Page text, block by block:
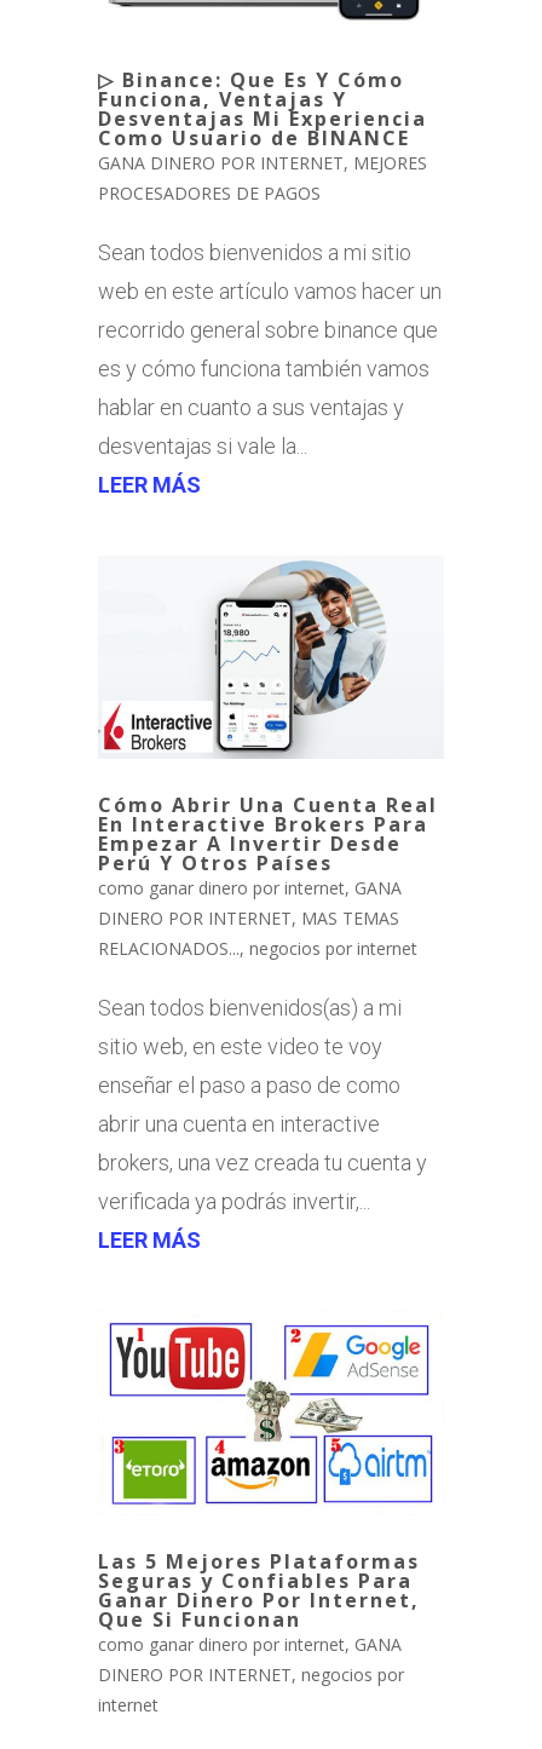
▷ Binance: Que Es Y Cómo
Funciona, Ventajas Y
Desventajas Mi Experiencia
Como Usuario de BINANCE
GANA DINERO POR INTERNET, MEJORES
PROCESADORES DE PAGOS
Sean todos bienvenidos a mi sitio
web en este artículo vamos hacer un
recorrido general sobre binance que
es y cómo funciona también vamos
hablar en cuanto a sus ventajas y
desventajas si vale la...
LEER MÁS
Cómo Abrir Una Cuenta Real
En Interactive Brokers Para
Empezar A Invertir Desde
Perú Y Otros Países
como ganar dinero por internet, GANA
DINERO POR INTERNET, MAS TEMAS
RELACIONADOS..., negocios por internet
Sean todos bienvenidos(as) a mi
sitio web, en este video te voy
enseñar el paso a paso de como
abrir una cuenta en interactive
brokers, una vez creada tu cuenta y
verificada ya podrás invertir,...
LEER MÁS
Las 5 Mejores Plataformas
Seguras y Confiables Para
Ganar Dinero Por Internet,
Que Si Funcionan
como ganar dinero por internet, GANA
DINERO POR INTERNET, negocios por
internet